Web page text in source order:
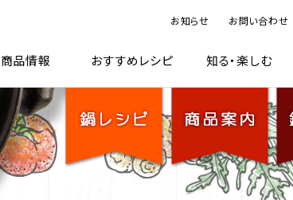
お知らせ お問い合わせ
商品情報 おすすめレシピ 知る・楽しむ
商品案内 鍋情報館